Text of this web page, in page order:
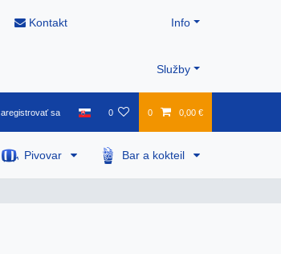
Kontakt Info
Služby
sa 0 0 0,00 €
Pivovar Bar a kokteil